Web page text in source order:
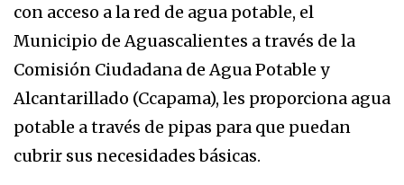
con acceso a la red de agua potable, el
Municipio de Aguascalientes a través de la
Comisión Ciudadana de Agua Potable y
Alcantarillado (Ccapama), les proporciona agua
potable a través de pipas para que puedan
cubrir sus necesidades básicas.